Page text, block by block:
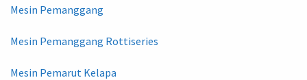
Mesin Pemanggang
Mesin Pemanggang Rottiseries
Mesin Pemarut Kelapa